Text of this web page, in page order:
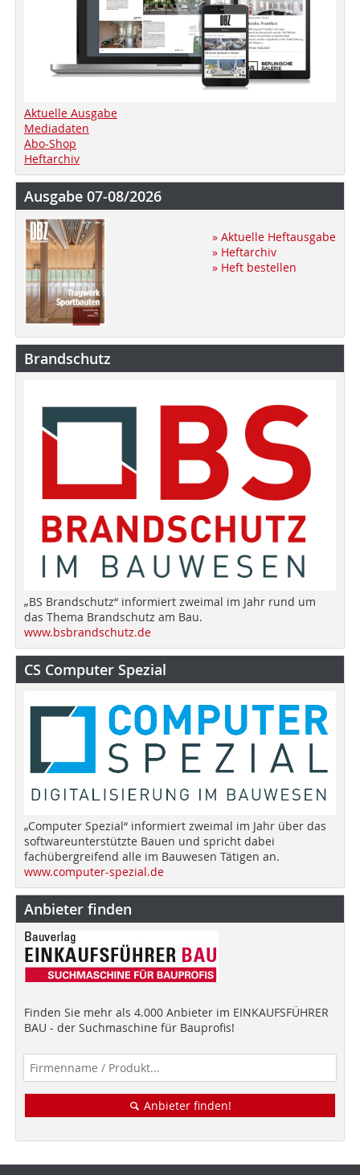
Aktuelle Ausgabe
Mediadaten
Abo-Shop
Heftarchiv
Ausgabe 07-08/2026
» Aktuelle Heftausgabe
» Heftarchiv
» Heft bestellen
Brandschutz
„BS Brandschutz“ informiert zweimal im Jahr rund um
das Thema Brandschutz am Bau.
www.bsbrandschutz.de
CS Computer Spezial
„Computer Spezial“ informiert zweimal im Jahr über das
softwareunterstützte Bauen und spricht dabei
fachübergreifend alle im Bauwesen Tätigen an.
www.computer-spezial.de
Anbieter finden
Finden Sie mehr als 4.000 Anbieter im EINKAUFSFÜHRER
BAU - der Suchmaschine für Bauprofis!
Anbieter finden!